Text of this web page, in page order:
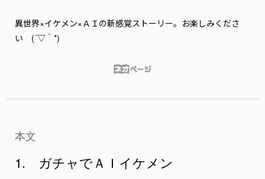
異世界×イケメン×ＡＩの新感覚ストーリー。お楽しみくださ
い　(´▽｀*)
本文
1. ガチャでＡＩイケメン